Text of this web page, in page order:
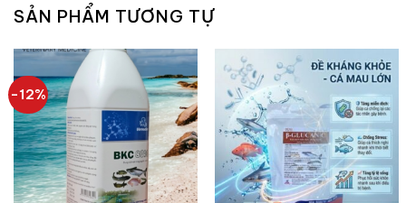
SẢN PHẨM TƯƠNG TỰ
-12%